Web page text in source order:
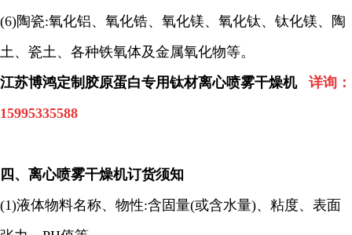
(6)陶瓷:氧化铝、氧化锆、氧化镁、氧化钛、钛化镁、陶
土、瓷土、各种铁氧体及金属氧化物等。
江苏博鸿定制胶原蛋白专用钛材离心喷雾干燥机 详询：
15995335588
四、 离心喷雾干燥机订货须知
(1)液体物料名称、物性:含固量(或含水量)、粘度、表面